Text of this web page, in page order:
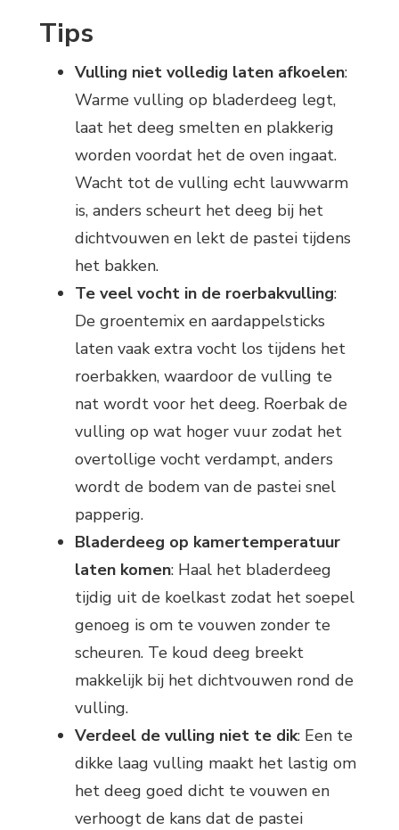
Tips
Vulling niet volledig laten afkoelen:
Warme vulling op bladerdeeg legt,
laat het deeg smelten en plakkerig
worden voordat het de oven ingaat.
Wacht tot de vulling echt lauwwarm
is, anders scheurt het deeg bij het
dichtvouwen en lekt de pastei tijdens
het bakken.
Te veel vocht in de roerbakvulling:
De groentemix en aardappelsticks
laten vaak extra vocht los tijdens het
roerbakken, waardoor de vulling te
nat wordt voor het deeg. Roerbak de
vulling op wat hoger vuur zodat het
overtollige vocht verdampt, anders
wordt de bodem van de pastei snel
papperig.
Bladerdeeg op kamertemperatuur
laten komen: Haal het bladerdeeg
tijdig uit de koelkast zodat het soepel
genoeg is om te vouwen zonder te
scheuren. Te koud deeg breekt
makkelijk bij het dichtvouwen rond de
vulling.
Verdeel de vulling niet te dik: Een te
dikke laag vulling maakt het lastig om
het deeg goed dicht te vouwen en
verhoogt de kans dat de pastei